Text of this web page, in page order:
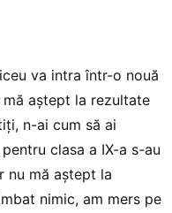
va intra într-o nouă
aștept la rezultate
n-ai cum să ai
clasa a IX-a s-au
nu mă aștept la
nimic, am mers pe